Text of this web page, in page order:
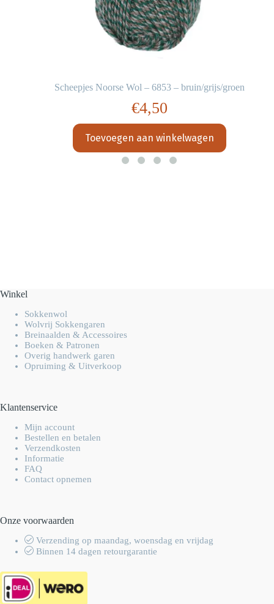
Scheepjes Noorse Wol – 6853 – bruin/grijs/groen
€4,50
Toevoegen aan winkelwagen
Winkel
Sokkenwol
Wolvrij Sokkengaren
Breinaalden & Accessoires
Boeken & Patronen
Overig handwerk garen
Opruiming & Uitverkoop
Klantenservice
Mijn account
Bestellen en betalen
Verzendkosten
Informatie
FAQ
Contact opnemen
Onze voorwaarden
Verzending op maandag, woensdag en vrijdag
Binnen 14 dagen retourgarantie